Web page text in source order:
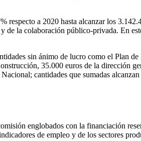
respecto a 2020 hasta alcanzar los
de la colaboración público-privada. En
sin ánimo de lucro como el Plan
35.000 euros de la dirección
cantidades que sumadas
englobados con la financiación
de empleo y de los sectores